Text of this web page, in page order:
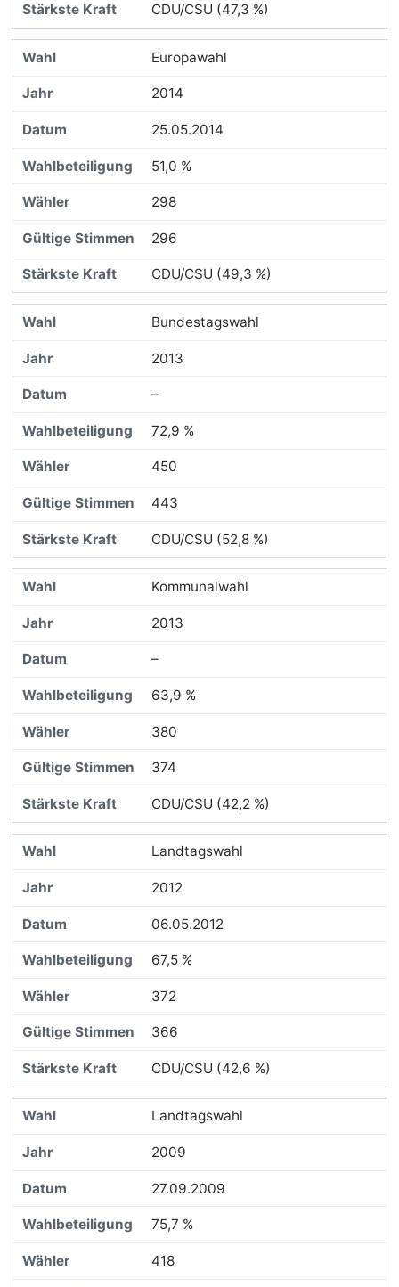
CDU/CSU (47,3 %)
Europawahl
2014
25.05.2014
51,0 %
298
296
CDU/CSU (49,3 %)
Bundestagswahl
2013
–
72,9 %
450
443
CDU/CSU (52,8 %)
Kommunalwahl
2013
–
63,9 %
380
374
CDU/CSU (42,2 %)
Landtagswahl
2012
06.05.2012
67,5 %
372
366
CDU/CSU (42,6 %)
Landtagswahl
2009
27.09.2009
75,7 %
418